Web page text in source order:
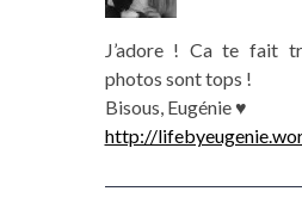
J’adore ! Ca te fait
photos sont tops !
Bisous, Eugénie ♥
http://